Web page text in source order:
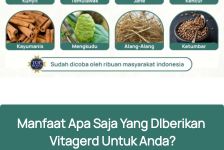
Manfaat Apa Saja Yang DIberikan
Vitagerd Untuk Anda?